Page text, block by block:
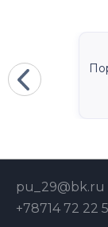
pu_29@bk.ru
+78714 72 22